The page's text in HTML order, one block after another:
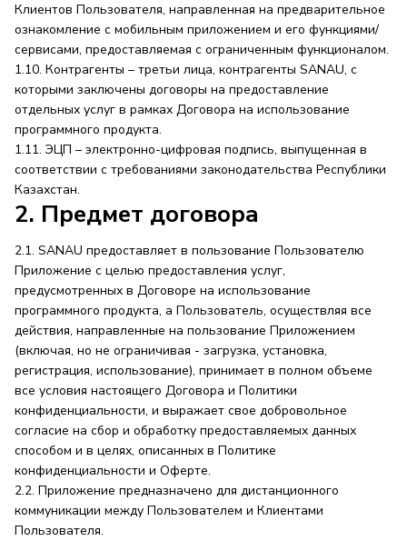
Клиентов Пользователя, направленная на предварительное
ознакомление с мобильным приложением и его функциями/
сервисами, предоставляемая с ограниченным функционалом.
1.10. Контрагенты – третьи лица, контрагенты SANAU, с
которыми заключены договоры на предоставление
отдельных услуг в рамках Договора на использование
программного продукта.
1.11. ЭЦП – электронно-цифровая подпись, выпущенная в
соответствии с требованиями законодательства Республики
Казахстан.
2. Предмет договора
2.1. SANAU предоставляет в пользование Пользователю
Приложение с целью предоставления услуг,
предусмотренных в Договоре на использование
программного продукта, а Пользователь, осуществляя все
действия, направленные на пользование Приложением
(включая, но не ограничивая - загрузка, установка,
регистрация, использование), принимает в полном объеме
все условия настоящего Договора и Политики
конфиденциальности, и выражает свое добровольное
согласие на сбор и обработку предоставляемых данных
способом и в целях, описанных в Политике
конфиденциальности и Оферте.
2.2. Приложение предназначено для дистанционного
коммуникации между Пользователем и Клиентами
Пользователя.